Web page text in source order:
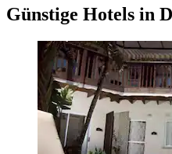
Günstige Hotels in